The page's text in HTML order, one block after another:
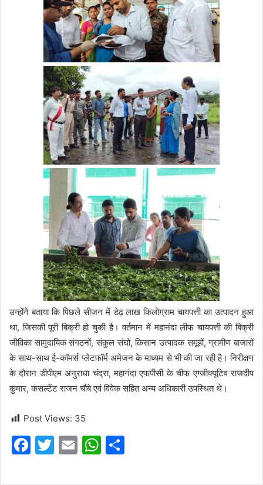
उन्होंने बताया कि पिछले सीजन में डेढ़ लाख किलोग्राम चायपत्ती का उत्पादन हुआ
था, जिसकी पूरी बिक्री हो चुकी है। वर्तमान में महानंदा लीफ चायपत्ती की बिक्री
जीविका सामुदायिक संगठनों, संकुल संघों, किसान उत्पादक समूहों, ग्रामीण बाजारों
के साथ-साथ ई-कॉमर्स प्लेटफॉर्म अमेजन के माध्यम से भी की जा रही है। निरीक्षण
के दौरान डीपीएम अनुराधा चंद्रा, महानंदा एफपीसी के चीफ एग्जीक्यूटिव राजदीप
कुमार, कंसल्टेंट राजन चौबे एवं विवेक सहित अन्य अधिकारी उपस्थित थे।
Post Views: 35
F
T
E
W